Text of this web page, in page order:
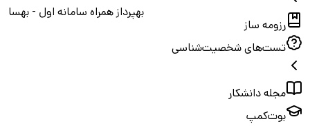
رزومه ساز
تست‌های شخصیت‌شناسی
مجله دانشکار
بوت‌کمپ
بهپرداز همراه سامانه اول - بهسا